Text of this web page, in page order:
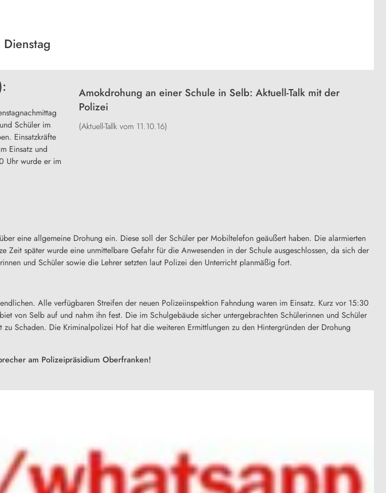
Schüler im
Einsatzkräfte
Einsatz und
Uhr wurde er im
Amokdrohung an einer Schule in Selb: Aktuell-Talk mit der
Polizei
(Aktuell-Tallk vom 11.10.16)
eine allgemeine Drohung ein. Diese soll der Schüler per Mobiltelefon geäußert haben. Die alarmierten
Zeit später wurde eine unmittelbare Gefahr für die Anwesenden in der Schule ausgeschlossen, da sich der
und Schüler sowie die Lehrer setzten laut Polizei den Unterricht planmäßig fort.
Alle verfügbaren Streifen der neuen Polizeiinspektion Fahndung waren im Einsatz. Kurz vor 15:30
von Selb auf und nahm ihn fest. Die im Schulgebäude sicher untergebrachten Schülerinnen und Schüler
zu Schaden. Die Kriminalpolizei Hof hat die weiteren Ermittlungen zu den Hintergründen der Drohung
am Polizeipräsidium Oberfranken!